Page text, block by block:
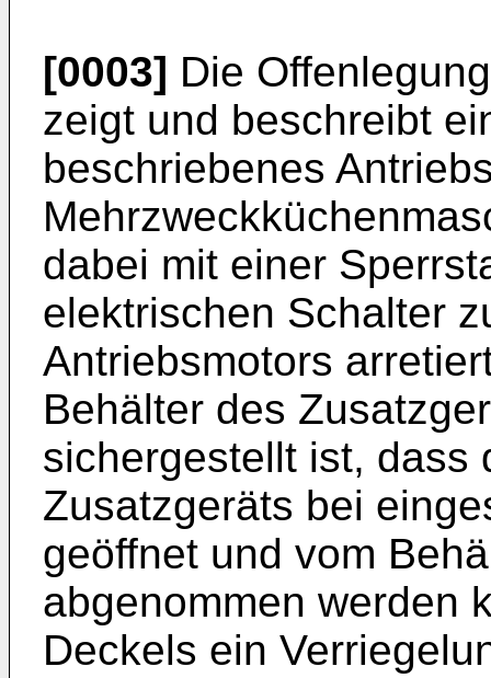
[0003] Die
zeigt und beschreibt
beschriebenes
dabei mit einer
elektrischen Schalter
Antriebsmotors
Behälter des
sichergestellt ist, dass
Zusatzgeräts bei
geöffnet und vom
abgenommen werden
Deckels ein